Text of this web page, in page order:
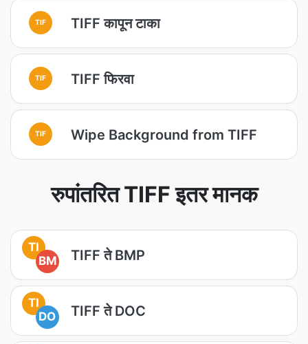
TIF TIFF कापून टाका
TIF TIFF फिरवा
TIF Wipe Background from TIFF
रुपांतरित TIFF इतर मानक
TI
BM
TIFF ते BMP
TI
DO
TIFF ते DOC